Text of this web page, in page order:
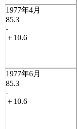
1977年4月
85.3
-
＋10.6
1977年6月
85.3
-
＋10.6